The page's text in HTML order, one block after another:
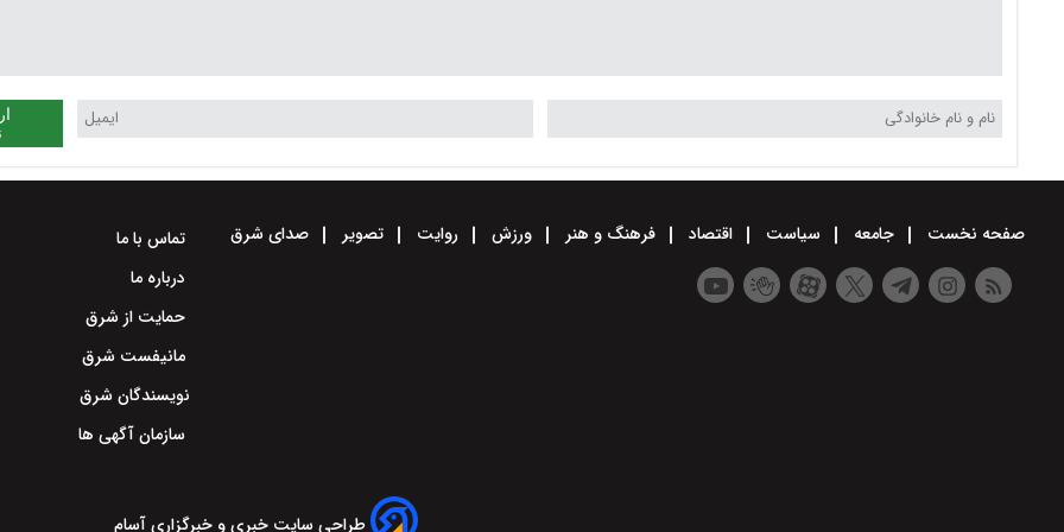
صفحه نخست جامعه سیاست اقتصاد فرهنگ و هنر ورزش روایت تصویر صدای شرق
تماس با ما
درباره ما
حمایت از شرق
مانیفست شرق
نویسندگان شرق
سازمان آگهی ها
طراحی سایت خبری و خبرگزاری آسام